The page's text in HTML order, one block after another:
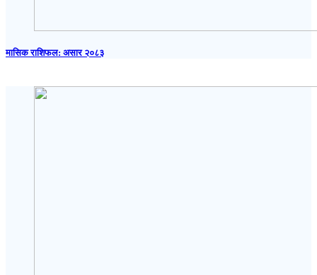
मासिक राशिफल: असार २०८३